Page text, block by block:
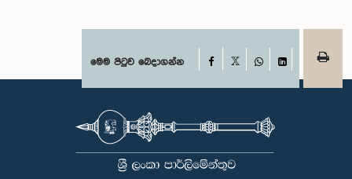
මෙම පිටුව බෙදාගන්න Facebook
WhatsAppLinkedIn